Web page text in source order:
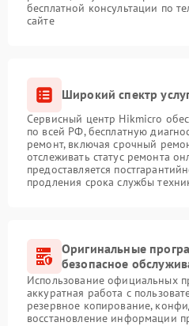
бесплатной консультации по
сайте
Широкий спектр
Сервисный центр Hikmicro
по всей РФ, бесплатную
ремонт, включая срочный
отслеживать статус ремонта
предоставляется
продления срока службы
Оригинальные
безопасное
Использование официальных
аккуратная работа с
резервное копирование,
восстановление информации